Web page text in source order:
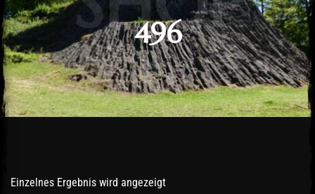
496
Einzelnes Ergebnis wird angezeigt